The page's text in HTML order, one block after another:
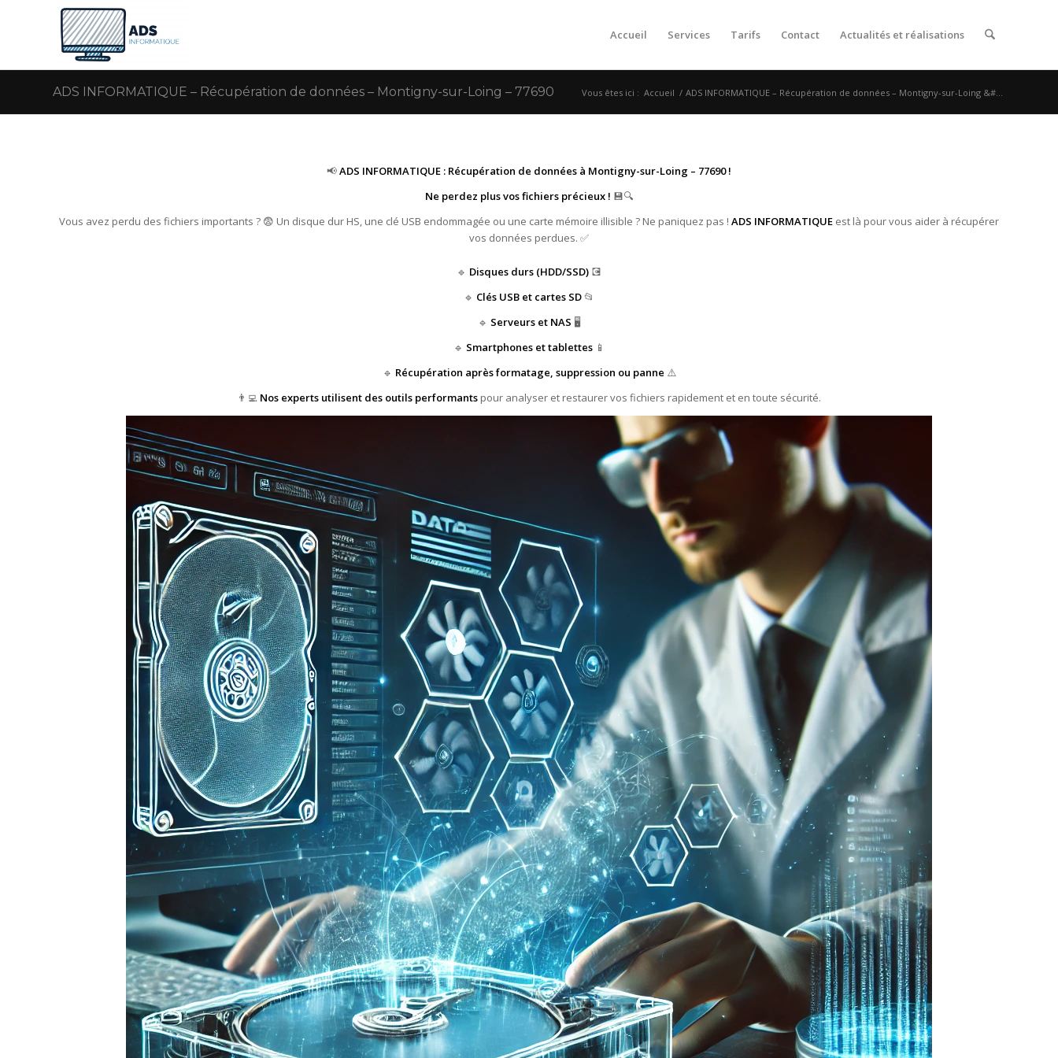
Accueil Services Tarifs Contact Actualités et réalisations
ADS INFORMATIQUE – Récupération de données – Montigny-sur-Loing – 77690 Vous êtes ici : Accueil / ADS INFORMATIQUE – Récupération de données – Montigny-sur-Loing &#...
📢ADS INFORMATIQUE : Récupération de données à Montigny-sur-Loing – 77690 !
Ne perdez plus vos fichiers précieux ! 💾🔍
Vous avez perdu des fichiers importants ? 😨 Un disque dur HS, une clé USB endommagée ou une carte mémoire illisible ? Ne paniquez pas ! ADS INFORMATIQUE est là pour vous aider à récupérer
vos données perdues. ✅
🔹 Disques durs (HDD/SSD) 💽
🔹 Clés USB et cartes SD📂
🔹 Serveurs et NAS 🖥️
🔹 Smartphones et tablettes📱
🔹 Récupération après formatage, suppression ou panne ⚠️
👨‍💻 Nos experts utilisent des outils performants pour analyser et restaurer vos fichiers rapidement et en toute sécurité.